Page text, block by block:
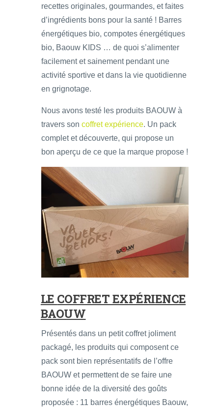
recettes originales, gourmandes, et faites
d’ingrédients bons pour la santé ! Barres
énergétiques bio, compotes énergétiques
bio, Baouw KIDS … de quoi s’alimenter
facilement et sainement pendant une
activité sportive et dans la vie quotidienne
en grignotage.
Nous avons testé les produits BAOUW à
travers son coffret expérience. Un pack
complet et découverte, qui propose un
bon aperçu de ce que la marque propose !
LE COFFRET EXPÉRIENCE
BAOUW
Présentés dans un petit coffret joliment
packagé, les produits qui composent ce
pack sont bien représentatifs de l’offre
BAOUW et permettent de se faire une
bonne idée de la diversité des goûts
proposée : 11 barres énergétiques Baouw,